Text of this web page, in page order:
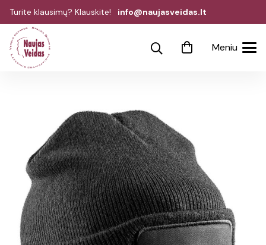
Turite klausimų? Klauskite! info@naujasveidas.lt
Meniu